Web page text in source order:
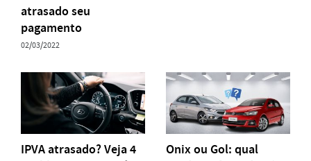
atrasado seu
pagamento
02/03/2022
IPVA atrasado? Veja 4
Onix ou Gol: qual